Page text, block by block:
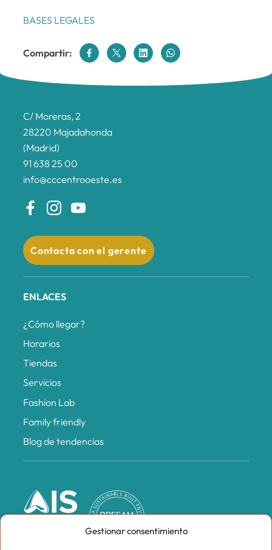
Gestionar consentimiento
BASES LEGALES
Compartir:
C/ Moreras, 2
28220 Majadahonda
(Madrid)
91 638 25 00
info@cccentrooeste.es
Contacta con el gerente
ENLACES
¿Cómo llegar?
Horarios
Tiendas
Servicios
Fashion Lab
Family friendly
Blog de tendencias